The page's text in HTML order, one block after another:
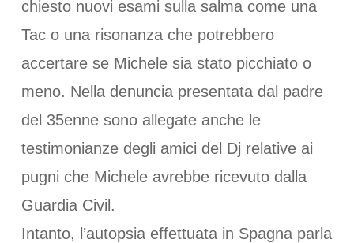
chiesto nuovi esami sulla salma come una
Tac o una risonanza che potrebbero
accertare se Michele sia stato picchiato o
meno. Nella denuncia presentata dal padre
del 35enne sono allegate anche le
testimonianze degli amici del Dj relative ai
pugni che Michele avrebbe ricevuto dalla
Guardia Civil.
Intanto, l’autopsia effettuata in Spagna parla